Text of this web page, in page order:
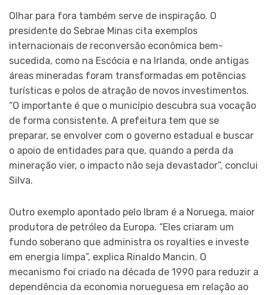
Olhar para fora também serve de inspiração. O
presidente do Sebrae Minas cita exemplos
internacionais de reconversão econômica bem-
sucedida, como na Escócia e na Irlanda, onde antigas
áreas mineradas foram transformadas em potências
turísticas e polos de atração de novos investimentos.
“O importante é que o município descubra sua vocação
de forma consistente. A prefeitura tem que se
preparar, se envolver com o governo estadual e buscar
o apoio de entidades para que, quando a perda da
mineração vier, o impacto não seja devastador”, conclui
Silva.
Outro exemplo apontado pelo Ibram é a Noruega, maior
produtora de petróleo da Europa. “Eles criaram um
fundo soberano que administra os royalties e investe
em energia limpa”, explica Rinaldo Mancin. O
mecanismo foi criado na década de 1990 para reduzir a
dependência da economia norueguesa em relação ao